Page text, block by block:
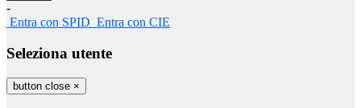
-
Entra con SPID Entra con CIE
Seleziona utente
button close ×